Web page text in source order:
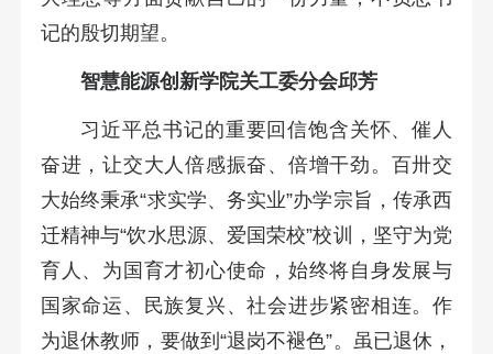
记的殷切期望。
智慧能源创新学院关工委分会邱芳
习近平总书记的重要回信饱含关怀、催人
奋进，让交大人倍感振奋、倍增干劲。百卅交
大始终秉承“求实学、务实业”办学宗旨，传承西
迁精神与“饮水思源、爱国荣校”校训，坚守为党
育人、为国育才初心使命，始终将自身发展与
国家命运、民族复兴、社会进步紧密相连。作
为退休教师，要做到“退岗不褪色”。虽已退休，